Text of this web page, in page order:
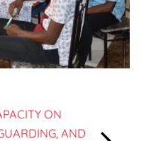
ON
AND